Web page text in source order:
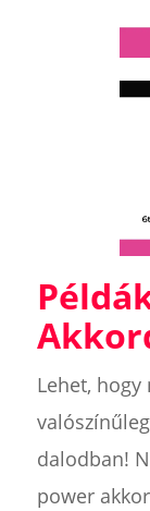
Lehet,
dalodban!
power